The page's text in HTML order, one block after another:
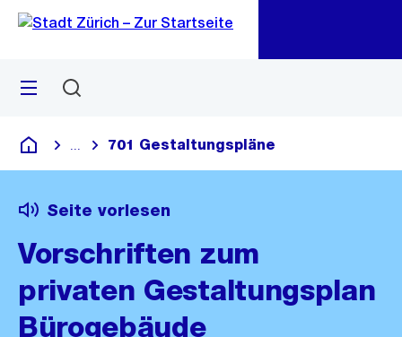
Navigation
Sprunglink
Menü
Deutsch
Blende alle Breadcrumbs ein
701 Gestaltungspläne
Seite vorlesen
Vorschriften zum
privaten Gestaltungsplan
Bürogebäude